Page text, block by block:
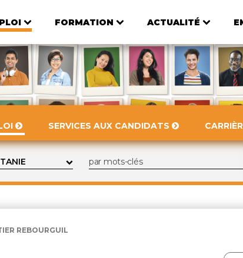
FORMATION ACTUALITÉ
SERVICES AUX CANDIDATS
REBOURGUIL